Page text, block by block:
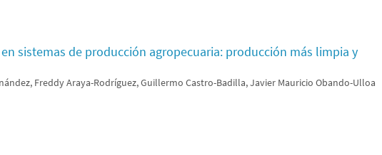
sistemas de producción agropecuaria: producción más limpia y
Freddy Araya-Rodríguez, Guillermo Castro-Badilla, Javier Mauricio Obando-Ulloa